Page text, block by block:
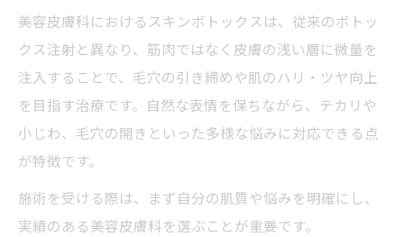
美容皮膚科におけるスキンボトックスは、従来のボトッ
クス注射と異なり、筋肉ではなく皮膚の浅い層に微量を
注入することで、毛穴の引き締めや肌のハリ・ツヤ向上
を目指す治療です。自然な表情を保ちながら、テカリや
小じわ、毛穴の開きといった多様な悩みに対応できる点
が特徴です。
施術を受ける際は、まず自分の肌質や悩みを明確にし、
実績のある美容皮膚科を選ぶことが重要です。